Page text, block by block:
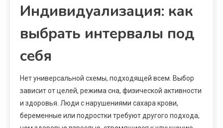
Индивидуализация: как
выбрать интервалы под
себя
Нет универсальной схемы, подходящей всем. Выбор
зависит от целей, режима сна, физической активности
и здоровья. Люди с нарушениями сахара крови,
беременные или подростки требуют другого подхода,